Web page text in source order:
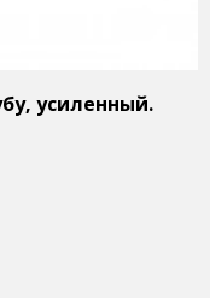
усиленный.